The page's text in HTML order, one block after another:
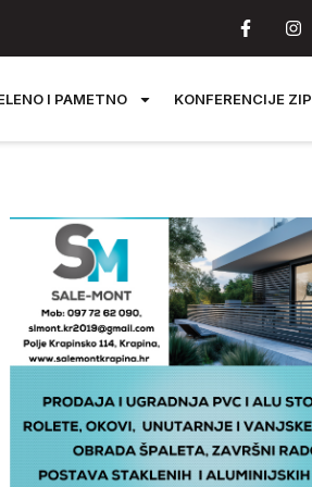
I PAMETNO KONFERENCIJE ZIP